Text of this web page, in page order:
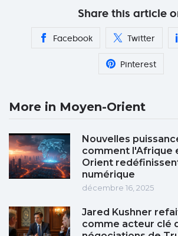
Share this article
Facebook Twitter
Pinterest
More in Moyen-Orient
Nouvelles
comment l'Afrique
Orient
numérique
décembre 16, 2025
Jared Kushner
comme acteur clé